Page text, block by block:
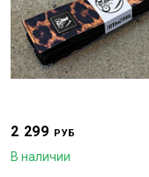
2 299 РУБ
В наличии